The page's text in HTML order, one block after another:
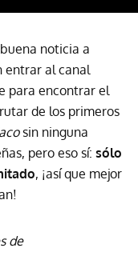
noticia a
entrar al canal
para encontrar el
de los primeros
sin ninguna
pero eso sí: sólo
, ¡así que mejor
de